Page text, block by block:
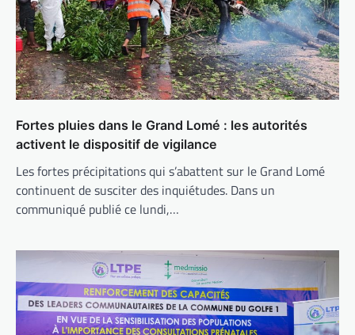
Fortes pluies dans le Grand Lomé : les autorités
activent le dispositif de vigilance
Les fortes précipitations qui s’abattent sur le Grand Lomé
continuent de susciter des inquiétudes. Dans un
communiqué publié ce lundi,…